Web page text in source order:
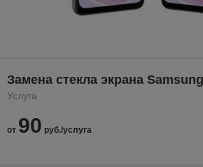
Замена стекла экрана
Услуга
от 90 руб./услуга